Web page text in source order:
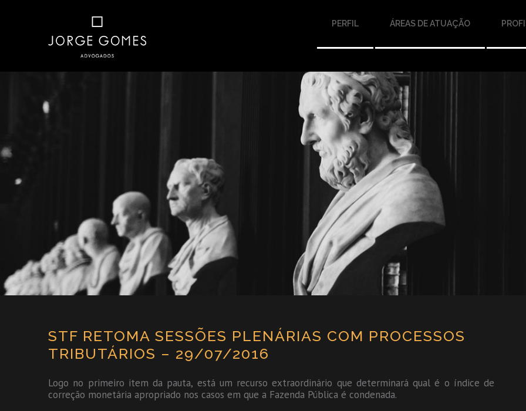
PERFIL ÁREAS DE ATUAÇÃO
STF RETOMA SESSÕES PLENÁRIAS COM PROCESSOS
TRIBUTÁRIOS – 29/07/2016
Logo no primeiro item da pauta, está um recurso extraordinário que determinará qual é o índice de
correção monetária apropriado nos casos em que a Fazenda Pública é condenada.